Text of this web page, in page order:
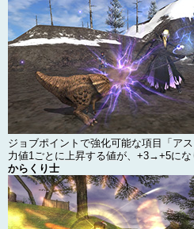
ジョブポイントで強化可能な項目「ア
力値1ごとに上昇する値が、+3→+5にな
からくり士